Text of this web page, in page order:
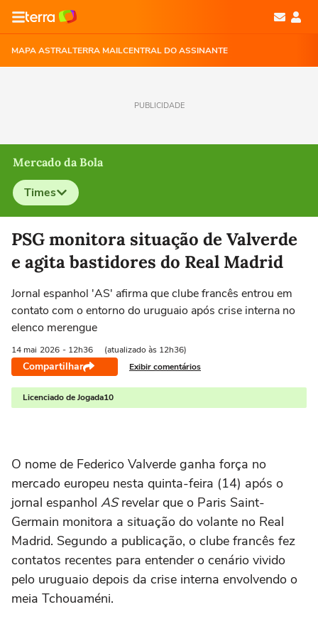
MAPA ASTRALTERRA MAILCENTRAL DO ASSINANTE
PUBLICIDADE
Mercado da Bola
Times
Selecione o time para ver as notícias
PSG monitora situação de Valverde
e agita bastidores do Real Madrid
Jornal espanhol 'AS' afirma que clube francês entrou em
contato com o entorno do uruguaio após crise interna no
elenco merengue
14 mai 2026 - 12h36 (atualizado às 12h36)
Compartilhar Exibir comentários
Licenciado de Jogada10
O nome de Federico Valverde ganha força no
mercado europeu nesta quinta-feira (14) após o
jornal espanhol AS revelar que o Paris Saint-
Germain monitora a situação do volante no Real
Madrid. Segundo a publicação, o clube francês fez
contatos recentes para entender o cenário vivido
pelo uruguaio depois da crise interna envolvendo o
meia Tchouaméni.